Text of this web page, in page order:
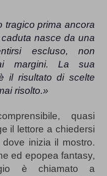
tragico prima ancora
nasce da una
escluso, non
margini. La sua
il risultato di scelte
risolto.»
quasi
il lettore a chiedersi
inizia il mostro.
ed epopea fantasy,
è chiamato a